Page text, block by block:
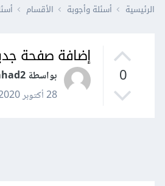
الرئيسية أسئلة وأجوبة الأقسام
0
إضافة صفحة
بواسطة Hanan Fahad2
28 أكتوبر 2020